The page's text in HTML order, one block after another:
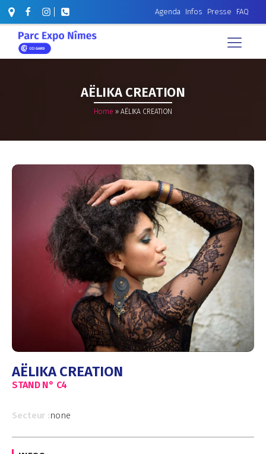
Agenda Infos Presse FAQ
AËLIKA CREATION
Home » AËLIKA CREATION
AËLIKA CREATION
STAND N° C4
Secteur :none